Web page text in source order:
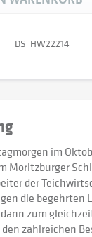
DS_HW22214
im
Moritzburger
der
die begehrten
dann zum
zahlreichen